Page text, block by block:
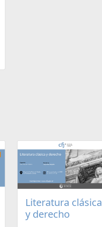
Literatura clásica
y derecho